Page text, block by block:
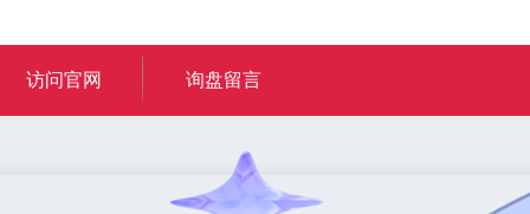
访问官网 询盘留言